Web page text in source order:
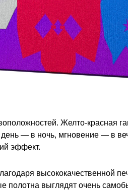
Желто-красная
день — в ночь, мгновение — в
эффект.
высококачественной
полотна выглядят очень